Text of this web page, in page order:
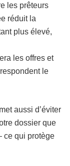
les prêteurs
réduit la
plus élevé,
les offres et
le
aussi d’éviter
dossier que
ce qui protège